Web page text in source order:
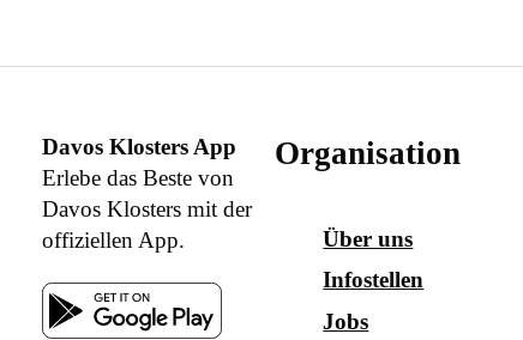
Davos Klosters App
Erlebe das Beste von
Davos Klosters mit der
offiziellen App.
Organisation
Über uns
Infostellen
Jobs